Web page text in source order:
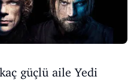
güçlü aile Yedi